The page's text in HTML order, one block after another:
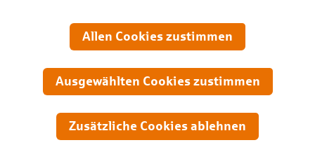
anpassen und verbessern können. Aus diesem Grund nutzen wir
Google Analytics. Dieses Werkzeug erfasst die Seitenaufrufe zu
Übertragung anonymisiert.
Allen Cookies zustimmen
Ausgewählten Cookies zustimmen
Zusätzliche Cookies ablehnen